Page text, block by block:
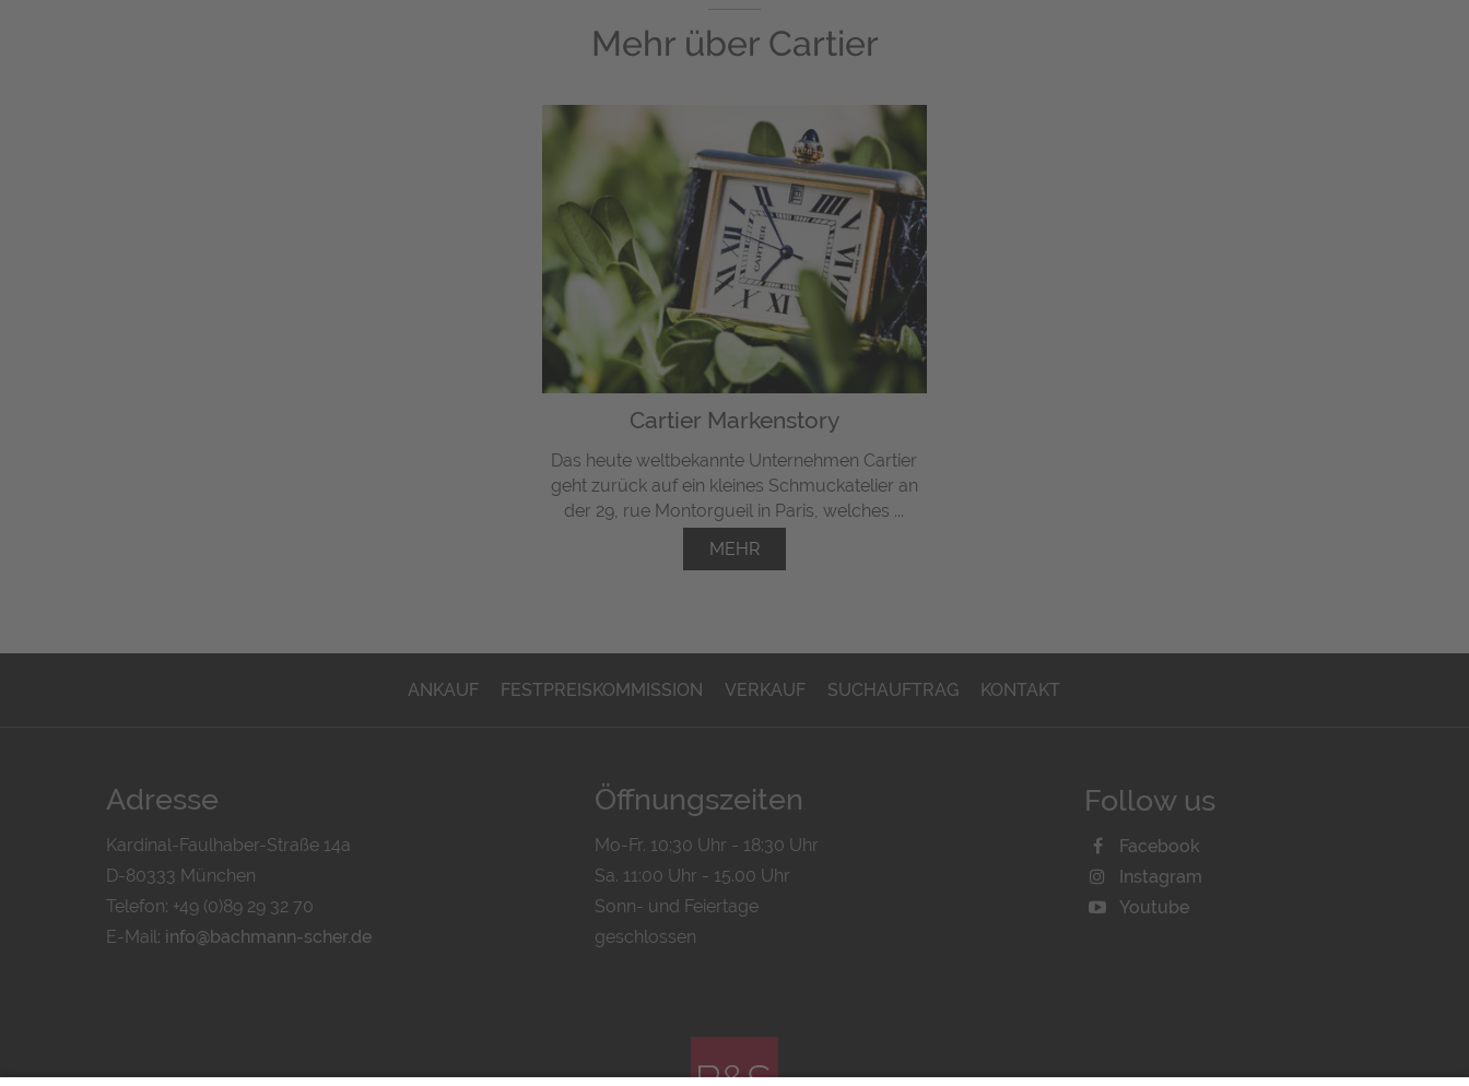
Mehr über Cartier
Cartier Markenstory
Das heute weltbekannte Unternehmen Cartier
geht zurück auf ein kleines Schmuckatelier an
der 29, rue Montorgueil in Paris, welches ...
MEHR
ANKAUF FESTPREISKOMMISSION VERKAUF SUCHAUFTRAG KONTAKT
Adresse
Kardinal-Faulhaber-Straße 14a
D-80333 München
Telefon: +49 (0)89 29 32 70
E-Mail: info@bachmann-scher.de
Öffnungszeiten
Mo-Fr. 10:30 Uhr - 18:30 Uhr
Sa. 11:00 Uhr - 15.00 Uhr
Sonn- und Feiertage
geschlossen
Follow us
Facebook
Instagram
Youtube